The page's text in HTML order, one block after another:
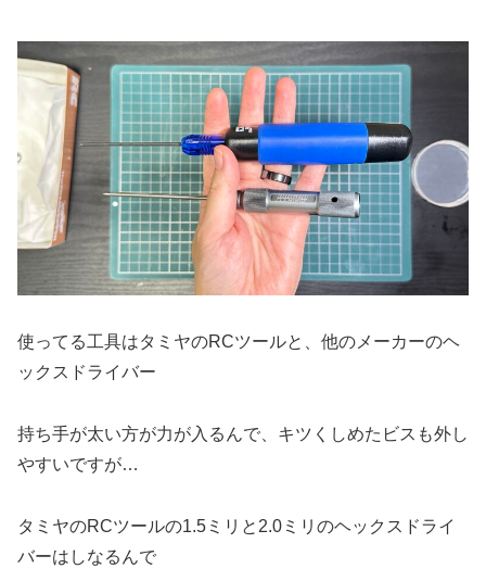
使ってる工具はタミヤのRCツールと、他のメーカーのヘ
ックスドライバー
持ち手が太い方が力が入るんで、キツくしめたビスも外し
やすいですが…
タミヤのRCツールの1.5ミリと2.0ミリのヘックスドライ
バーはしなるんで